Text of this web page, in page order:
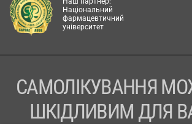
Національний
фармацевтичний
університет
САМОЛІКУВАННЯ
ШКІДЛИВИМ ДЛЯ